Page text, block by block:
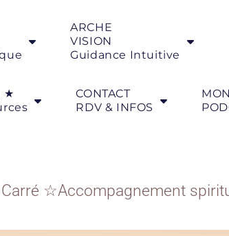
ARCHE
VISION
Guidance Intuitive
★
CONTACT
RDV & INFOS
MON
Carré ☆Accompagnement